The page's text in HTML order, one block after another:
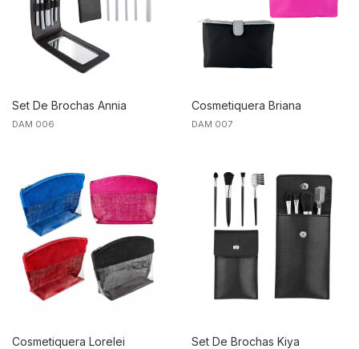
Set De Brochas Annia
DAM 006
Cosmetiquera Briana
DAM 007
Cosmetiquera Lorelei Set De Brochas Kiya